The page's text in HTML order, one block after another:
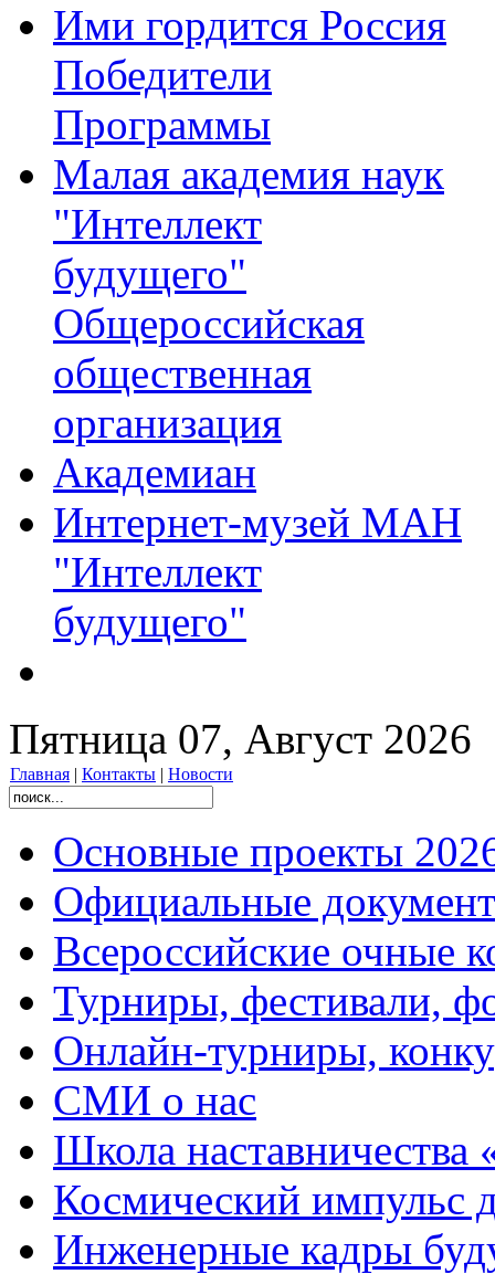
Ими гордится Россия
Победители
Программы
Малая академия наук
"Интеллект
будущего"
Общероссийская
общественная
организация
Академиан
Интернет-музей МАН
"Интеллект
будущего"
Пятница 07, Август 2026
Главная | Контакты | Новости
Основные проекты
Официальные
Всероссийские очные
Турниры, фестивали,
Онлайн-турниры,
СМИ о нас
Школа
Космический импульс
Инженерные кадры